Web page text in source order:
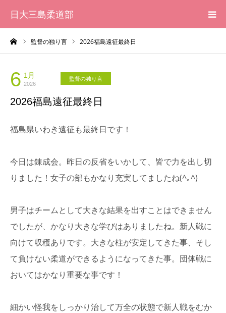
日大三島柔道部
監督の独り言 2026福島遠征最終日
6 1月
2026
監督の独り言
2026福島遠征最終日
福島県いわき遠征も最終日です！
今日は錬成会。昨日の反省をいかして、皆で力を出し切
りました！女子の部もかなり充実してましたね(^｡^)
男子はチームとして大きな結果を出すことはできません
でしたが、かなり大きな学びはありましたね。新人戦に
向けて収穫ありです。大きな柱が安定してきた事、そし
て負けない柔道ができるようになってきた事。団体戦に
おいてはかなり重要な事です！
細かい怪我をしっかり治して万全の状態で新人戦をむか
HOME
柔道部 紹介
ブログ
大会記録
写真集